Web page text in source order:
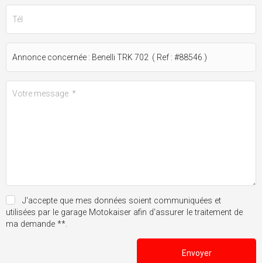
J'accepte que mes données soient communiquées et
utilisées par le garage Motokaiser afin d'assurer le traitement de
ma demande **.
Envoyer